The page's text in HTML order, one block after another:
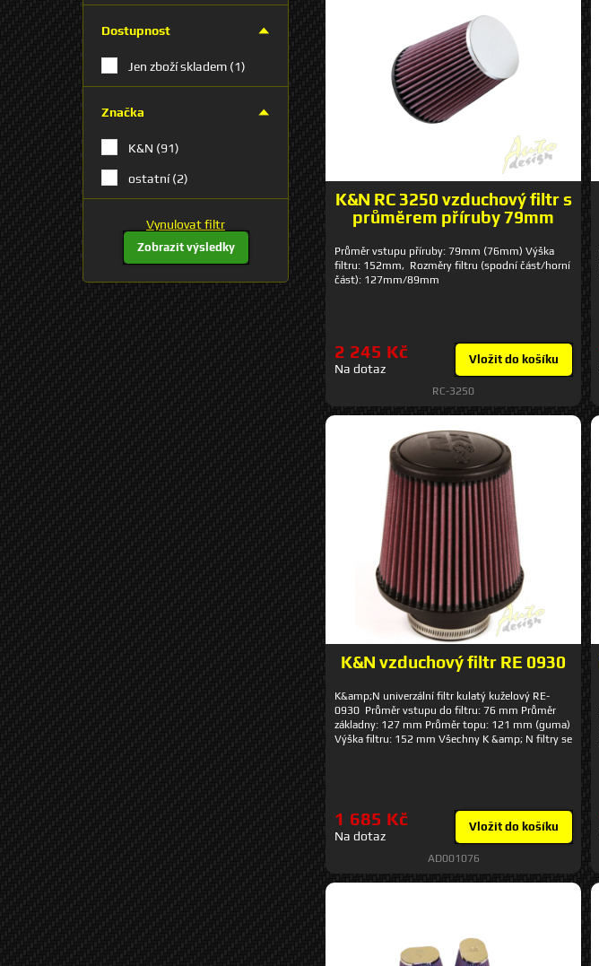
Dostupnost
Jen zboží skladem (1)
Značka
K&N (91)
ostatní(2)
Vynulovat filtr
Zobrazit výsledky
K&N RC 3250 vzduchový filtr s
průměrem příruby 79mm
Průměr vstupu příruby: 79mm (76mm) Výška
filtru: 152mm, Rozměry filtru (spodní část/horní
část): 127mm/89mm
2 245 Kč
Na dotaz
Vložit do košíku
RC-3250
K&N vzduchový filtr RE 0930
K&amp;N univerzální filtr kulatý kuželový RE-
0930 Průměr vstupu do filtru: 76 mm Průměr
základny: 127 mm Průměr topu: 121 mm (guma)
Výška filtru: 152 mm Všechny K &amp; N filtry se
filtrační schopnosti, která ochrání Váš motor po
celou dobu jeho životnosti.
1 685 Kč
Na dotaz
Vložit do košíku
AD001076